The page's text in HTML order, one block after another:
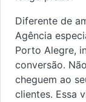
Diferente de
Agência
Porto Alegre,
conversão.
cheguem ao
clientes. Essa